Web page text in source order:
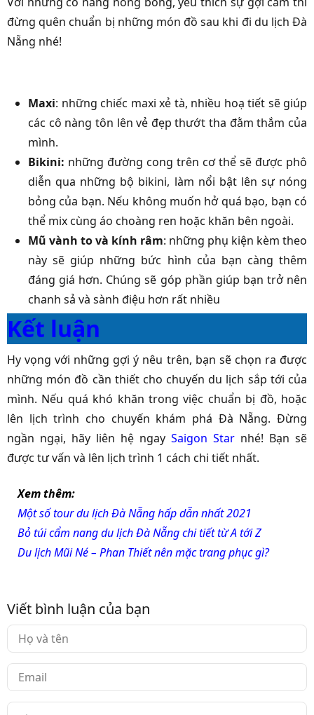
đừng quên chuẩn bị những món đồ sau khi đi du lịch Đà
Nẵng nhé!
Maxi: những chiếc maxi xẻ tà, nhiều hoạ tiết sẽ giúp
các cô nàng tôn lên vẻ đẹp thướt tha đằm thắm của
mình.
Bikini: những đường cong trên cơ thể sẽ được phô
diễn qua những bộ bikini, làm nổi bật lên sự nóng
bỏng của bạn. Nếu không muốn hở quá bạo, bạn có
thể mix cùng áo choàng ren hoặc khăn bên ngoài.
Mũ vành to và kính râm: những phụ kiện kèm theo
này sẽ giúp những bức hình của bạn càng thêm
đáng giá hơn. Chúng sẽ góp phần giúp bạn trở nên
chanh sả và sành điệu hơn rất nhiều
Kết luận
Hy vọng với những gợi ý nêu trên, bạn sẽ chọn ra được
những món đồ cần thiết cho chuyến du lịch sắp tới của
mình. Nếu quá khó khăn trong việc chuẩn bị đồ, hoặc
lên lịch trình cho chuyến khám phá Đà Nẵng. Đừng
ngần ngại, hãy liên hệ ngay Saigon Star nhé! Bạn sẽ
được tư vấn và lên lịch trình 1 cách chi tiết nhất.
Xem thêm:
Một số tour du lịch Đà Nẵng hấp dẫn nhất 2021
Bỏ túi cẩm nang du lịch Đà Nẵng chi tiết từ A tới Z
Du lịch Mũi Né – Phan Thiết nên mặc trang phục gì?
Viết bình luận của bạn